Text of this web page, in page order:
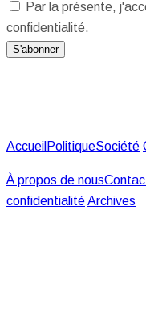
Par la présente,
confidentialité.
Accueil PolitiqueSociété
À propos de nous
confidentialitéArchives